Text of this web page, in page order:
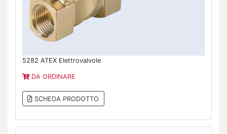
5282 ATEX Elettrovalvole
DA ORDINARE
SCHEDA PRODOTTO